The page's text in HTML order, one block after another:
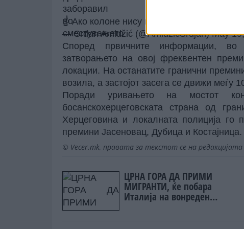
☝️ Ако колоне нису проблем, можда није…
— Srđan Amidžić (@AmidzicSrdjan)May
Според првичните информации,
затворањето на овој фреквентен
локации. На останатите гранични
возила, а застојот засега се движи меѓу
Поради уривањето на мостот
босанскохерцеговската страна од
Херцеговина и локалната полиција го
премини Јасеновац, Дубица и Костајница.
© Vecer.mk, правата за текстот се на редакцијата
ЦРНА ГОРА ДА ПРИМИ
МИГРАНТИ, ќе побара
Италија на вонреден
состанок на ЕУ